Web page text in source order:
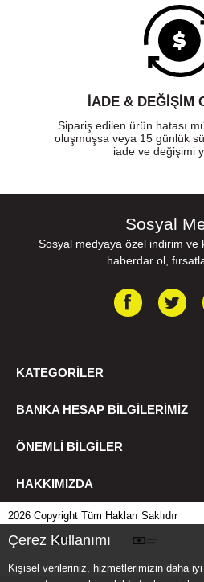
Çerez Kullanımı
Kişisel verileriniz, hizmetlerimizin daha
İADE & DEĞİŞİM
Sipariş edilen ürün hatası
oluşmuşsa veya 15 günlük
iade ve değişimi
Sosyal
Sosyal medyaya özel indirim ve
haberdar ol,
KATEGORILER
BANKA HESAP BILGILERIMIZ
ÖNEMLI BILGILER
HAKKIMIZDA
2026 Copyright Tüm Hakları Saklıdır